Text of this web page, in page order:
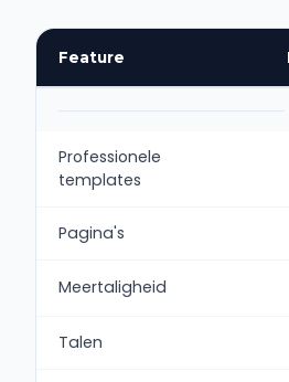
Feature
Professionele
templates
Pagina's
Meertaligheid
Talen